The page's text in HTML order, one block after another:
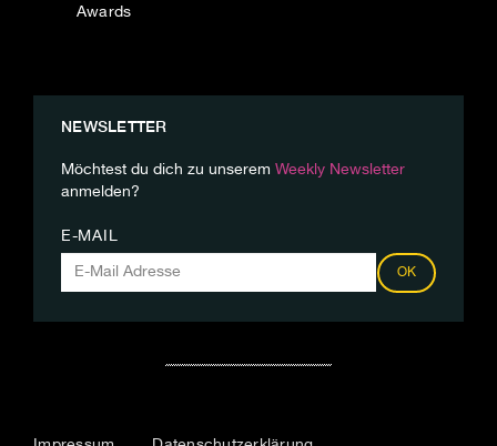
Awards
NEWSLETTER
Möchtest du dich zu unserem Weekly Newsletter
anmelden?
E-MAIL
OK